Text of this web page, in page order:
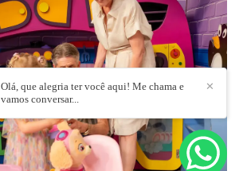
✕
Olá, que alegria ter você aqui! Me chama e
vamos conversar...